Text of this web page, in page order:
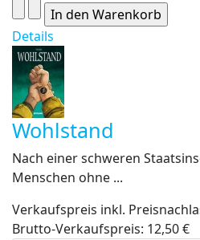
Details
Wohlstand
Nach einer schweren
Menschen ohne ...
Verkaufspreis inkl.
Brutto-Verkaufspreis: 12,50 €